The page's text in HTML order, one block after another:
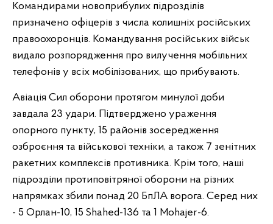
Командирами новоприбулих підрозділів
призначено офіцерів з числа колишніх російських
правоохоронців. Командування російських військ
видало розпорядження про вилучення мобільних
телефонів у всіх мобілізованих, що прибувають.
Авіація Сил оборони протягом минулої доби
завдала 23 удари. Підтверджено ураження
опорного пункту, 15 районів зосередження
озброєння та військової техніки, а також 7 зенітних
ракетних комплексів противника. Крім того, наші
підрозділи протиповітряної оборони на різних
напрямках збили понад 20 БпЛА ворога. Серед них
- 5 Орлан-10, 15 Shahed-136 та 1 Mohajer-6.